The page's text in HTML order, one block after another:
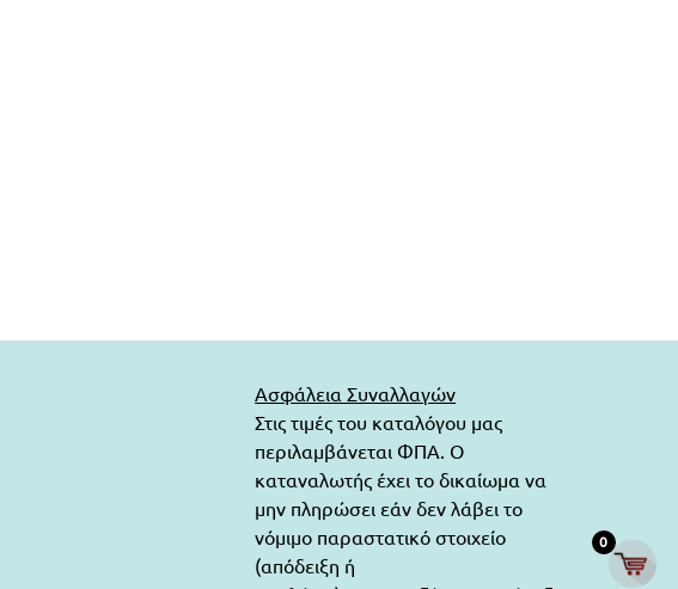
Ασφάλεια Συναλλαγών
Στις τιμές του καταλόγου μας
περιλαμβάνεται ΦΠΑ. Ο
καταναλωτής έχει το δικαίωμα να
μην πληρώσει εάν δεν λάβει το
νόμιμο παραστατικό στοιχείο
(απόδειξη ή
0